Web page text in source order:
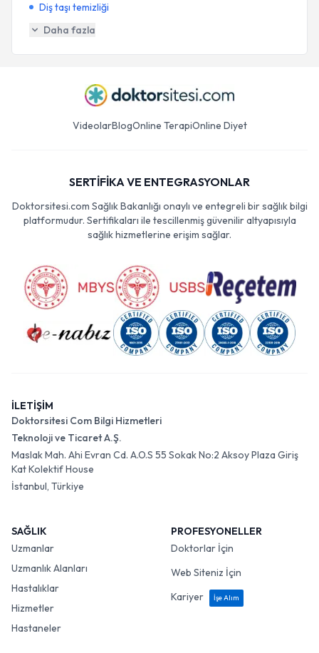
Diş taşı temizliği
Daha fazla
VideolarBlogOnline TerapiOnline Diyet
SERTİFİKA VE ENTEGRASYONLAR
Doktorsitesi.com Sağlık Bakanlığı onaylı ve entegreli bir sağlık bilgi
platformudur. Sertifikaları ile tescillenmiş güvenilir altyapısıyla
sağlık hizmetlerine erişim sağlar.
İLETİŞİM
Doktorsitesi Com Bilgi Hizmetleri
Teknoloji ve Ticaret A.Ş.
Maslak Mah. Ahi Evran Cd. A.O.S 55 Sokak No:2 Aksoy Plaza Giriş
Kat Kolektif House
İstanbul, Türkiye
SAĞLIK
Uzmanlar
Uzmanlık Alanları
Hastalıklar
Hizmetler
Hastaneler
PROFESYONELLER
Doktorlar İçin
Web Siteniz İçin
Kariyer
İşe Alım